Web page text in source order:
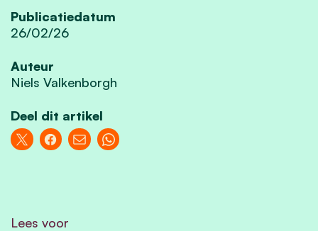
Publicatiedatum
26/02/26
Auteur
Niels Valkenborgh
Deel dit artikel
Lees voor